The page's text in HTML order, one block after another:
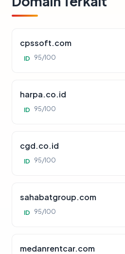
cpssoft.com
ID 95/100
harpa.co.id
ID 95/100
cgd.co.id
ID 95/100
sahabatgroup.com
ID 95/100
medanrentcar.com